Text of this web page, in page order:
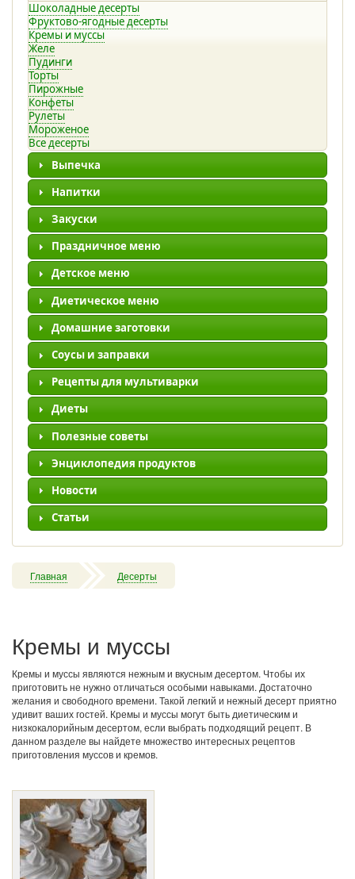
Шоколадные десерты
Фруктово-ягодные десерты
Кремы и муссы
Желе
Пудинги
Торты
Пирожные
Конфеты
Рулеты
Мороженое
Все десерты
Выпечка
Напитки
Закуски
Праздничное меню
Детское меню
Диетическое меню
Домашние заготовки
Соусы и заправки
Рецепты для мультиварки
Диеты
Полезные советы
Энциклопедия продуктов
Новости
Статьи
Главная Десерты
Кремы и муссы
Кремы и муссы являются нежным и вкусным десертом. Чтобы их
приготовить не нужно отличаться особыми навыками. Достаточно
желания и свободного времени. Такой легкий и нежный десерт приятно
удивит ваших гостей. Кремы и муссы могут быть диетическим и
низкокалорийным десертом, если выбрать подходящий рецепт. В
данном разделе вы найдете множество интересных рецептов
приготовления муссов и кремов.